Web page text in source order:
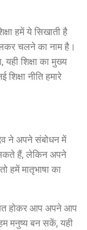
हमें ये सिखाती है
चलने का नाम है।
, यही शिक्षा का मुख्य
नीति हमारे
ने अपने संबोधन में
हैं, लेकिन अपने
तो हमें मातृभाषा का
होकर आप अपने आप
हम मनुष्य बन सकें, यही